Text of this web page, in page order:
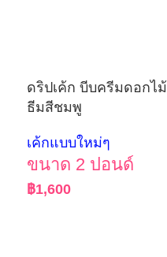
ดริปเค้ก บีบครีมดอกไม้
ธีมสีชมพู
เค้กแบบใหม่ๆ
ขนาด 2 ปอนด์
฿1,600